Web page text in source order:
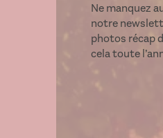
Ne manquez
notre
photos récap
cela toute